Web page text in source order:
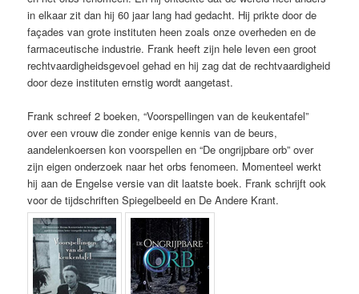
in elkaar zit dan hij 60 jaar lang had gedacht. Hij prikte door de
façades van grote instituten heen zoals onze overheden en de
farmaceutische industrie. Frank heeft zijn hele leven een groot
rechtvaardigheidsgevoel gehad en hij zag dat de rechtvaardigheid
door deze instituten ernstig wordt aangetast.
Frank schreef 2 boeken, “Voorspellingen van de keukentafel”
over een vrouw die zonder enige kennis van de beurs,
aandelenkoersen kon voorspellen en “De ongrijpbare orb” over
zijn eigen onderzoek naar het orbs fenomeen. Momenteel werkt
hij aan de Engelse versie van dit laatste boek. Frank schrijft ook
voor de tijdschriften Spiegelbeeld en De Andere Krant.